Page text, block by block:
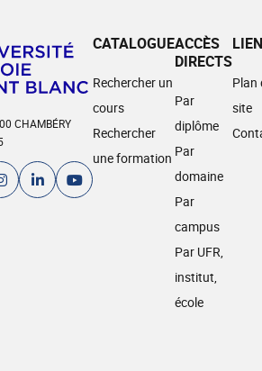
CHAMBÉRY
CATALOGUE
Rechercher un
cours
Rechercher
une formation
ACCÈS
DIRECTS
Par
diplôme
Par
domaine
Par
campus
Par UFR,
institut,
école
Plan
site